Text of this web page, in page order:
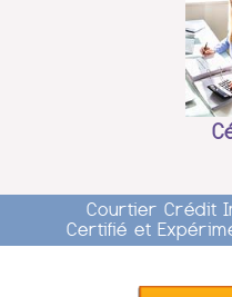
Courtier Crédit
Certifié et